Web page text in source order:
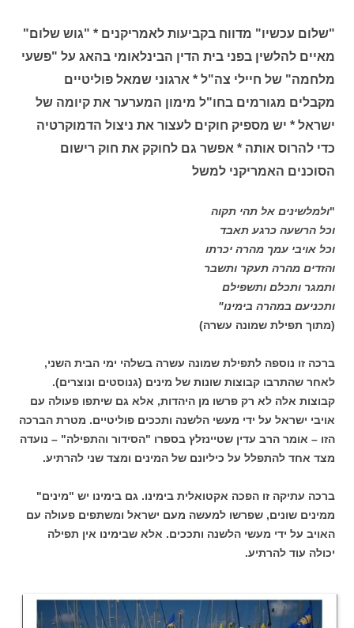
"שלום עכשיו" מדווח בקביעות לאמריקנים * "גוש שלום"
מאיים להלשין בפני בית הדין הבינלאומי בהאג על "פשעי
מלחמה" של חיילי צה"ל * ארגוני שמאל פוליטיים
מקבלים מגורמים בחו"ל מימון המערער את קיומה של
ישראל * יש מספיק חוקים לעצור את ניצול הדמוקרטיה
כדי להרוס אותה * אפשר גם לחוקק את חוק רישום
הסוכנים האמריקני למשל
"ולמלשינים אל תהי תקוה
וכל הרשעה כרגע תאבד
וכל אויבי עמך מהרה יכרתו
והזדים מהרה תעקר ותשבר
ותמגר ותכלם ותשפילם
ותכניעם במהרה בימינו"
(מתוך תפילת שמונה עשרה)
ברכה זו נוספה לתפילת שמונה עשרה בשלהי ימי הבית השני,
לאחר שהתרבו קבוצות שונות של מינים (גנוסטים ונוצרים).
קבוצות אלה לא רק פרשו מן היהדות, אלא גם שיתפו פעולה עם
אויבי ישראל על ידי מעשי הלשנה ותככים פוליטיים. מטרת הברכה
הזו – אומר הרב עדין שטיינזלץ בספרו "הסידור והתפילה" – נועדה
מצד אחד להתפלל על כיליונם של המינים ומצד שני להרתיע.
ברכה עתיקה זו הפכה אקטואלית בימינו. גם בימינו יש "מינים"
ממינים שונים, שפרשו למעשה מעם ישראל ומשתפים פעולה עם
האויב על ידי מעשי הלשנה ותככים. אלא שבימינו אין תפילה
יכולה עוד להרתיע.